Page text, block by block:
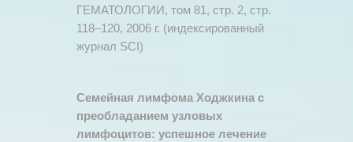
ГЕМАТОЛОГИИ, том 81, стр. 2, стр.
118–120, 2006 г. (индексированный
журнал SCI)
Семейная лимфома Ходжкина с
преобладанием узловых
лимфоцитов: успешное лечение